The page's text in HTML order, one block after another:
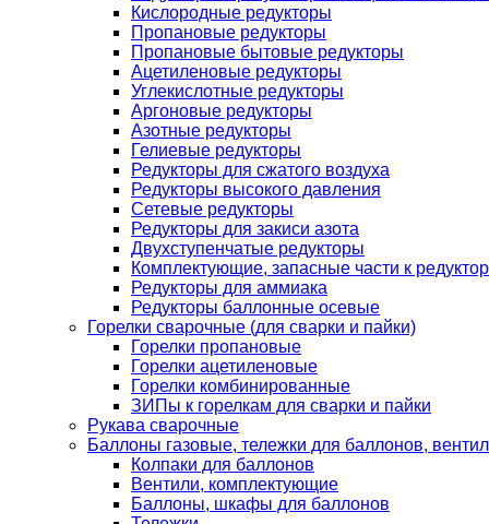
Кислородные редукторы
Пропановые редукторы
Пропановые бытовые редукторы
Ацетиленовые редукторы
Углекислотные редукторы
Аргоновые редукторы
Азотные редукторы
Гелиевые редукторы
Редукторы для сжатого воздуха
Редукторы высокого давления
Сетевые редукторы
Редукторы для закиси азота
Двухступенчатые редукторы
Комплектующие, запасные части к
Редукторы для аммиака
Редукторы баллонные осевые
Горелки сварочные (для сварки и пайки)
Горелки пропановые
Горелки ацетиленовые
Горелки комбинированные
ЗИПы к горелкам для сварки и пайки
Рукава сварочные
Баллоны газовые, тележки для баллонов,
Колпаки для баллонов
Вентили, комплектующие
Баллоны, шкафы для баллонов